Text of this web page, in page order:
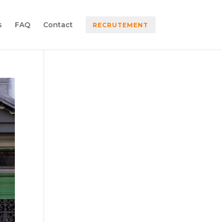
FAQ Contact RECRUTEMENT